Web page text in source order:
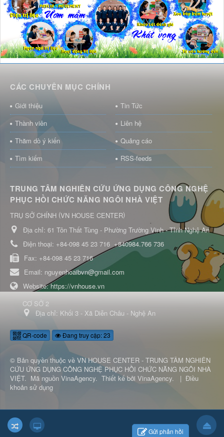
CÁC CHUYÊN MỤC CHÍNH
Giới thiệu
Tin Tức
Thành viên
Liên hệ
Thăm dò ý kiến
Quảng cáo
Tìm kiếm
RSS-feeds
TRUNG TÂM NGHIÊN CỨU ỨNG DỤNG CÔNG NGHỆ
PHỤC HỒI CHỨC NĂNG NGÔI NHÀ VIỆT
TRỤ SỞ CHÍNH (VN HOUSE CENTER)
Địa chỉ: 61 Tôn Thất Tùng - Phường Trường Vinh - Tỉnh Nghệ An
Điện thoại: +84-098 45 23 716 +840984.766 736
Fax: +84-098 45 23 716
Email: nguyenhoaibvn@gmail.com
Website:https://vnhouse.vn
CƠ SỞ 2
Địa chỉ: Khối 3 - Xã Diễn Châu - Nghệ An
QR-code Đang truy cập: 23
© Bản quyền thuộc về VN HOUSE CENTER - TRUNG TÂM NGHIÊN
CỨU ỨNG DỤNG CÔNG NGHỆ PHỤC HỒI CHỨC NĂNG NGÔI NHÀ
VIỆT. Mã nguồn VinaAgency. Thiết kế bởi VinaAgency. | Điều
khoản sử dụng
Gửi phản hồi